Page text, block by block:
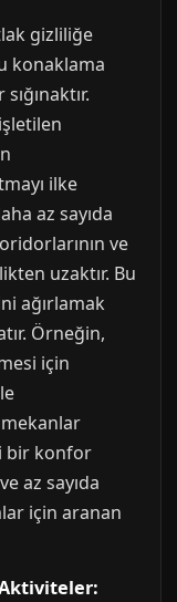
gizliliğe
konaklama
ilke
az sayıda
ve
uzaktır. Bu
ağırlamak
Örneğin,
için
bir konfor
az sayıda
için aranan
Aktiviteler: